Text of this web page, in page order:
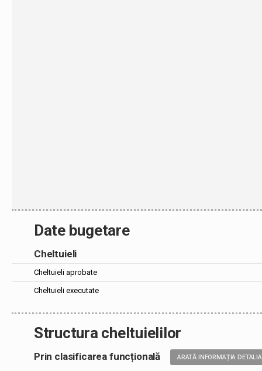
Date bugetare
Cheltuieli
Cheltuieli aprobate
Cheltuieli executate
Structura cheltuielilor
Prin clasificarea funcțională ARATĂ INFORMAȚIA